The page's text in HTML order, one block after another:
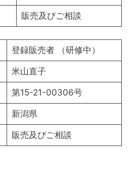
販売及びご相談
登録販売者 （研修中）
米山直子
第15-21-00306号
新潟県
販売及びご相談